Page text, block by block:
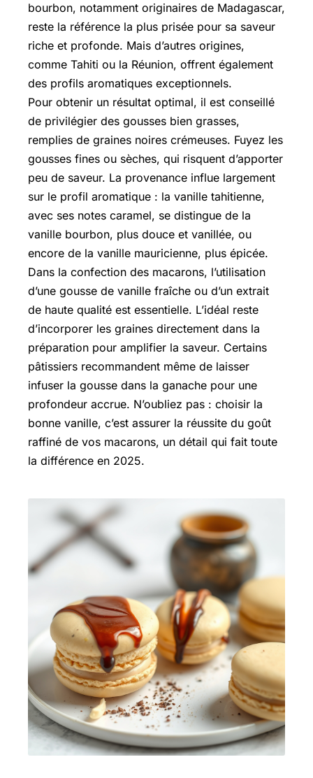
bourbon, notamment originaires de Madagascar,
reste la référence la plus prisée pour sa saveur
riche et profonde. Mais d’autres origines,
comme Tahiti ou la Réunion, offrent également
des profils aromatiques exceptionnels.
Pour obtenir un résultat optimal, il est conseillé
de privilégier des gousses bien grasses,
remplies de graines noires crémeuses. Fuyez les
gousses fines ou sèches, qui risquent d’apporter
peu de saveur. La provenance influe largement
sur le profil aromatique : la vanille tahitienne,
avec ses notes caramel, se distingue de la
vanille bourbon, plus douce et vanillée, ou
encore de la vanille mauricienne, plus épicée.
Dans la confection des macarons, l’utilisation
d’une gousse de vanille fraîche ou d’un extrait
de haute qualité est essentielle. L’idéal reste
d’incorporer les graines directement dans la
préparation pour amplifier la saveur. Certains
pâtissiers recommandent même de laisser
infuser la gousse dans la ganache pour une
profondeur accrue. N’oubliez pas : choisir la
bonne vanille, c’est assurer la réussite du goût
raffiné de vos macarons, un détail qui fait toute
la différence en 2025.